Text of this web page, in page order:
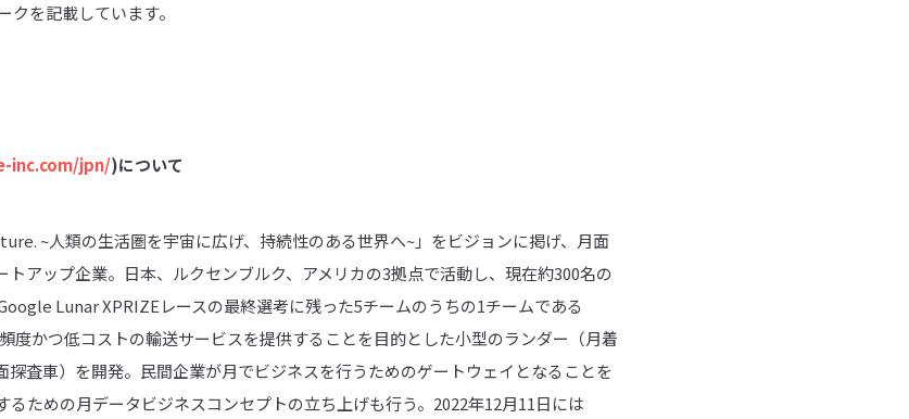
を記載しています。
inc.com/jpn/)について
~人類の生活圏を宇宙に広げ、持続性のある世界へ~」をビジョンに掲げ、月面
アップ企業。日本、ルクセンブルク、アメリカの3拠点で活動し、現在約300名の
Lunar XPRIZEレースの最終選考に残った5チームのうちの1チームである
度かつ低コストの輸送サービスを提供することを目的とした小型のランダー（月着
探査車）を開発。民間企業が月でビジネスを行うためのゲートウェイとなることを
るための月データビジネスコンセプトの立ち上げも行う。2022年12月11日には